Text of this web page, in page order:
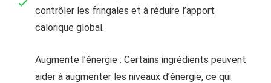
contrôler les fringales et à réduire l’apport
calorique global.
Augmente l’énergie : Certains ingrédients peuvent
aider à augmenter les niveaux d’énergie, ce qui